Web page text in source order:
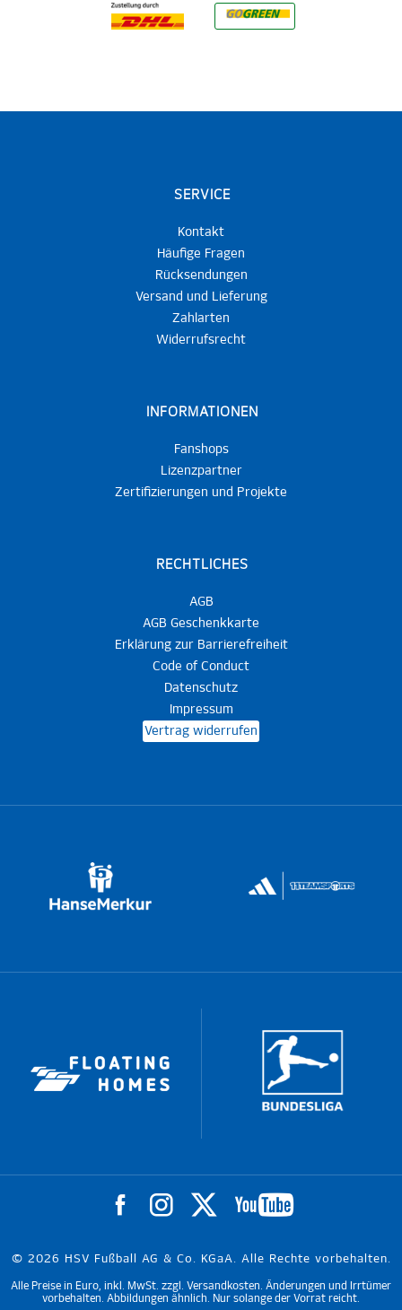
SERVICE
Kontakt
Häufige Fragen
Rücksendungen
Versand und Lieferung
Zahlarten
Widerrufsrecht
INFORMATIONEN
Fanshops
Lizenzpartner
Zertifizierungen und Projekte
RECHTLICHES
AGB
AGB Geschenkkarte
Erklärung zur Barrierefreiheit
Code of Conduct
Datenschutz
Impressum
Vertrag widerrufen
© 2026 HSV Fußball AG & Co. KGaA. Alle Rechte vorbehalten.
Alle Preise in Euro, inkl. MwSt. zzgl. Versandkosten. Änderungen und Irrtümer
vorbehalten. Abbildungen ähnlich. Nur solange der Vorrat reicht.